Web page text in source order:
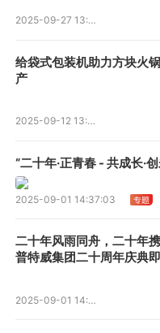
2025-09-27 13:45:04
给袋式包装机助力方块火
产
2025-09-12 13:43:54
“二十年·正青春 - 共成长·
2025-09-01 14:37:03
二十年风雨同舟，二十年
普特威集团二十周年庆典
2025-09-01 14:35:26